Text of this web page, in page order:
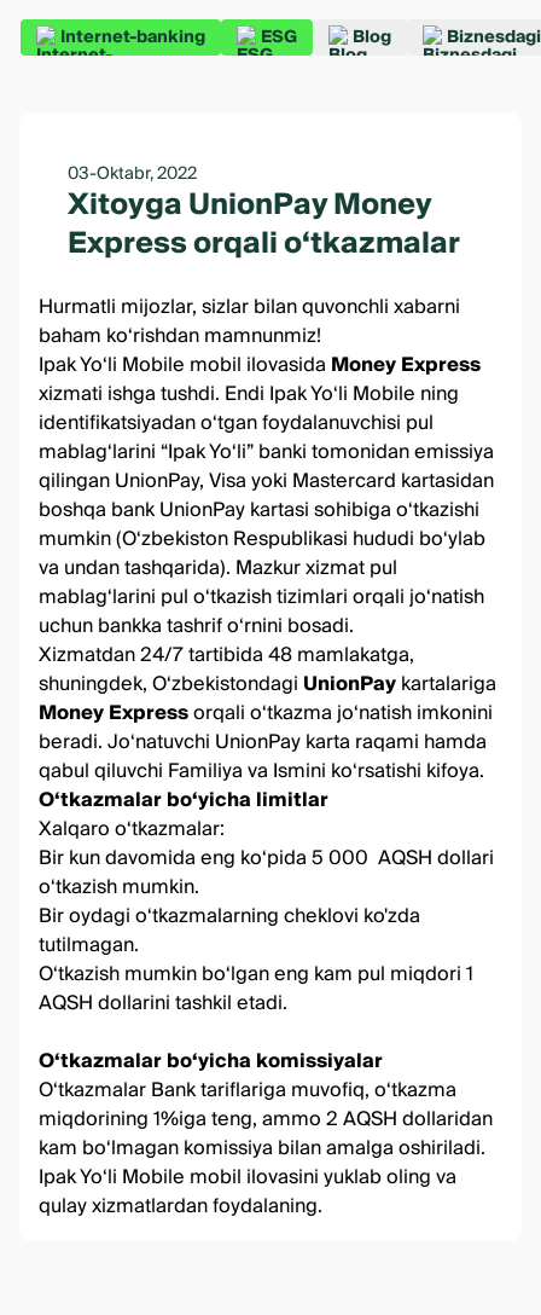
Internet-banking ESG Blog
03-Oktabr, 2022
Xitoyga UnionPay Money
Express orqali o‘tkazmalar
Hurmatli mijozlar, sizlar bilan quvonchli xabarni
baham ko‘rishdan mamnunmiz!
Ipak Yo‘li Mobile mobil ilovasida Money Express
xizmati ishga tushdi. Endi Ipak Yo‘li Mobile ning
identifikatsiyadan o‘tgan foydalanuvchisi pul
mablag‘larini “Ipak Yo‘li” banki tomonidan emissiya
qilingan UnionPay, Visa yoki Mastercard kartasidan
boshqa bank UnionPay kartasi sohibiga o‘tkazishi
mumkin (O‘zbekiston Respublikasi hududi bo‘ylab
va undan tashqarida). Mazkur xizmat pul
mablag‘larini pul o‘tkazish tizimlari orqali jo‘natish
uchun bankka tashrif o‘rnini bosadi.
Xizmatdan 24/7 tartibida 48 mamlakatga,
shuningdek, O‘zbekistondagi UnionPaykartalariga
Money Expressorqali o‘tkazma jo‘natish imkonini
beradi. Jo‘natuvchi UnionPay karta raqami hamda
qabul qiluvchi Familiya va Ismini ko‘rsatishi kifoya.
O‘tkazmalar bo‘yicha limitlar
Xalqaro o‘tkazmalar:
Bir kun davomida eng ko‘pida 5 000 AQSH dollari
o‘tkazish mumkin.
Bir oydagi o‘tkazmalarning cheklovi ko'zda
tutilmagan.
O‘tkazish mumkin bo‘lgan eng kam pul miqdori 1
AQSH dollarini tashkil etadi.
O‘tkazmalar bo‘yicha komissiyalar
O‘tkazmalar Bank tariflariga muvofiq, o‘tkazma
miqdorining 1%iga teng, ammo 2 AQSH dollaridan
kam bo‘lmagan komissiya bilan amalga oshiriladi.
Ipak Yo‘li Mobile mobil ilovasini yuklab oling va
qulay xizmatlardan foydalaning.